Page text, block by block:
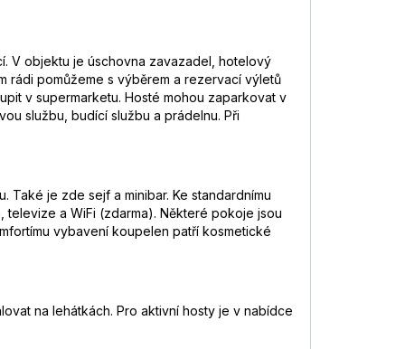
V objektu je úschovna zavazadel, hotelový
rádi pomůžeme s výběrem a rezervací výletů
v supermarketu. Hosté mohou zaparkovat v
službu, budící službu a prádelnu. Při
je zde sejf a minibar. Ke standardnímu
a WiFi (zdarma). Některé pokoje jsou
vybavení koupelen patří kosmetické
na lehátkách. Pro aktivní hosty je v nabídce